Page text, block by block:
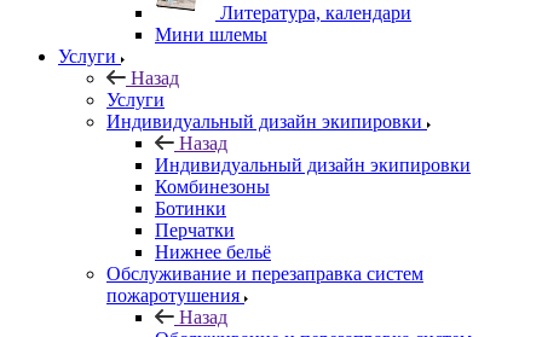
Литература, календари
Мини шлемы
Услуги
Назад
Услуги
Индивидуальный дизайн экипировки
Назад
Индивидуальный дизайн экипировки
Комбинезоны
Ботинки
Перчатки
Нижнее бельё
Обслуживание и перезаправка систем
пожаротушения
Назад